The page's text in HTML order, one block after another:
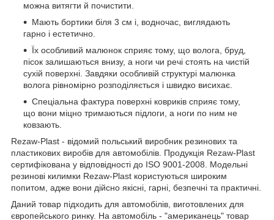
можна витягти й почистити.
Мають бортики біля 3 см і, водночас, виглядають
гарно і естетично.
Їх особливий малюнок сприяє тому, що волога, бруд,
пісок залишаються внизу, а ноги чи речі стоять на чистій
сухій поверхні. Завдяки особливій структурі малюнка
волога рівномірно розподіляється і швидко висихає.
Спеціальна фактура поверхні ковриків сприяє тому,
що вони міцно тримаються підлоги, а ноги по ним не
ковзають.
Rezaw-Plast - відомий польський виробник резинових та
пластикових виробів для автомобілів. Продукція Rezaw-Plast
сертифікована у відповідності до ISO 9001-2008. Модельні
резинові килимки Rezaw-Plast користуються широким
попитом, адже вони дійсно якісні, гарні, безпечні та практичні.
Даний товар підходить для автомобілів, виготовлених для
європейського ринку. На автомобіль - "американець" товар